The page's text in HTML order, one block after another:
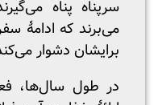
سرپناه پناه
می‌برند که ادامۀ
برایشان دشوار
در طول سال‌ها،